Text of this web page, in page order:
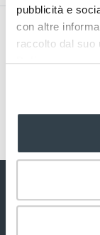
pubblicità e
con altre
raccolto dal suo
Policy